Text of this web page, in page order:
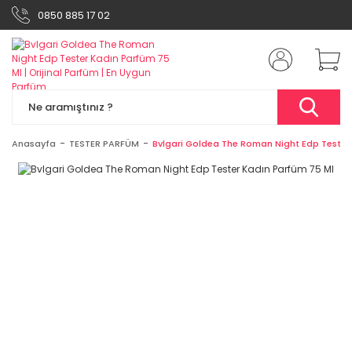
0850 885 17 02
Anasayfa TESTER PARFÜM Bvlgari Goldea The Roman Night Edp Tester